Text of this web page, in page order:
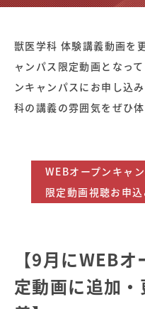
獣医学科 体験講義動画を
ャンパス限定動画となっ
ンキャンパスにお申し込
科の講義の雰囲気をぜひ
WEBオープンキャ
限定動画視聴お申
【9月にWEB
定動画に追加